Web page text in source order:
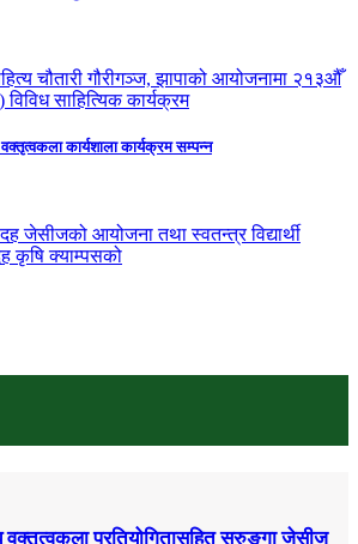
चौतारी गौरीगञ्ज, झापाको आयोजनामा २१३औँ
साहित्यिक कार्यक्रम
वक्तृत्वकला कार्यशाला कार्यक्रम सम्पन्न
जेसीजको आयोजना तथा स्वतन्त्र विद्यार्थी
कृषि क्याम्पसको
वक्तृत्वकला प्रतियोगितासहित सुरुङ्गा जेसीज